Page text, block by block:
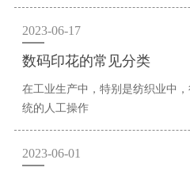
2023-06-17
数码印花的常见分类
在工业生产中，特别是纺织业中
统的人工操作
2023-06-01